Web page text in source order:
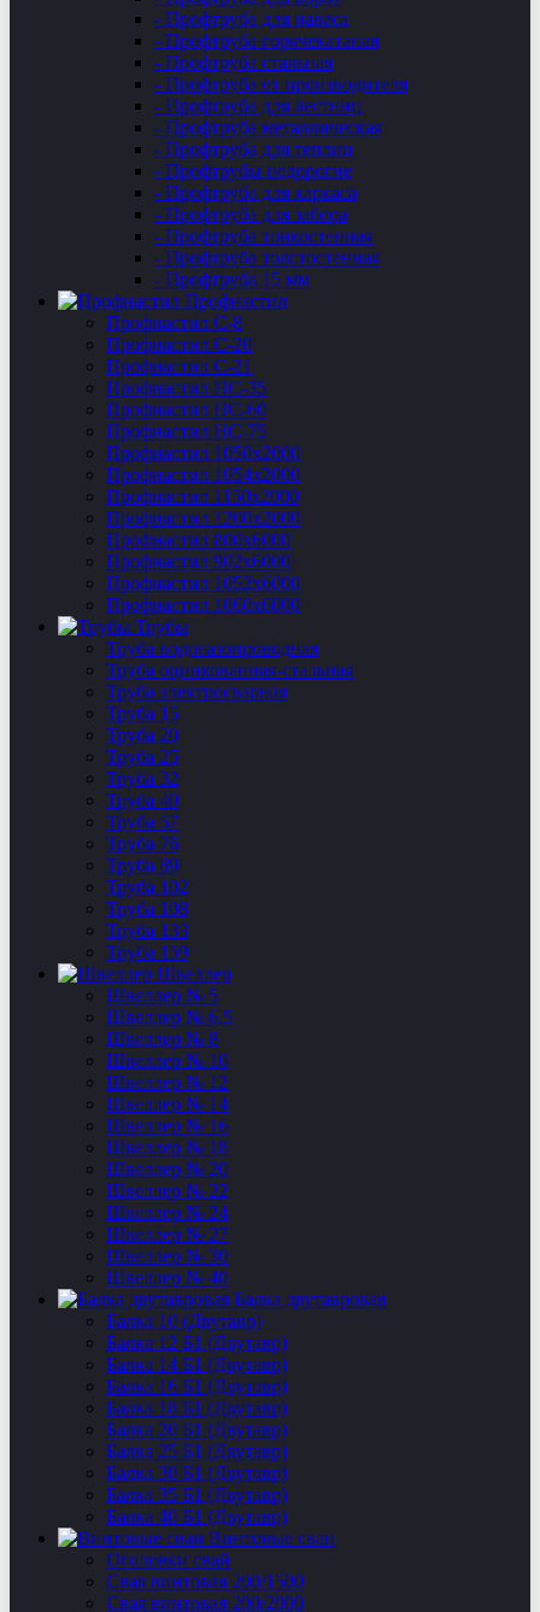
- Профтруба для навеса
- Профтруба горячекатаная
- Профтруба стальная
- Профтруба от производителя
- Профтруба для лестниц
- Профтруба металлическая
- Профтруба для теплиц
- Профтрубы недорогие
- Профтруба для каркаса
- Профтруба для забора
- Профтруба тонкостенная
- Профтруба толстостенная
- Профтруба 15 мм
Профнастил
Профнастил C-8
Профнастил С-20
Профнастил C-21
Профнастил НС-35
Профнастил НС-60
Профнастил НС-75
Профнастил 1050х2000
Профнастил 1054х2000
Профнастил 1150х2000
Профнастил 1200х2000
Профнастил 800х6000
Профнастил 902х6000
Профнастил 1052х6000
Профнастил 1060х6000
Трубы
Труба водогазопроводная
Труба оцинкованная-стальная
Труба электросварная
Труба 15
Труба 20
Труба 25
Труба 32
Труба 40
Труба 57
Труба 76
Труба 89
Труба 102
Труба 108
Труба 133
Труба 159
Швеллер
Швеллер № 5
Швеллер № 6,5
Швеллер № 8
Швеллер № 10
Швеллер № 12
Швеллер № 14
Швеллер № 16
Швеллер № 18
Швеллер № 20
Швеллер № 22
Швеллер № 24
Швеллер № 27
Швеллер № 30
Швеллер № 40
Балка двутавровая
Балка 10 (Двутавр)
Балка 12 Б1 (Двутавр)
Балка 14 Б1 (Двутавр)
Балка 16 Б1 (Двутавр)
Балка 18 Б1 (Двутавр)
Балка 20 Б1 (Двутавр)
Балка 25 Б1 (Двутавр)
Балка 30 Б1 (Двутавр)
Балка 35 Б1 (Двутавр)
Балка 40 Б1 (Двутавр)
Винтовые сваи
Оголовки свай
Свая винтовая 200/1500
Свая винтовая 200/2000